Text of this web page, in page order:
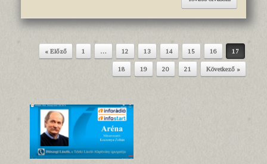
Post navigation
« Előző 1 … 12 13 14 15 16 17
18 19 20 21 Következő »